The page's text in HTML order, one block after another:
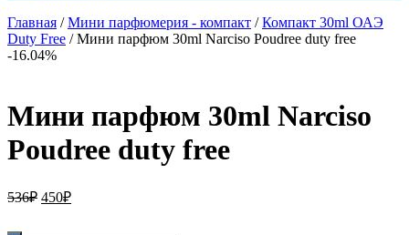
Главная /Мини парфюмерия - компакт /Компакт 30ml ОАЭ
Duty Free / Мини парфюм 30ml Narciso Poudree duty free
-16.04%
Мини парфюм 30ml Narciso
Poudree duty free
536₽ Первоначальная
450₽Текущая